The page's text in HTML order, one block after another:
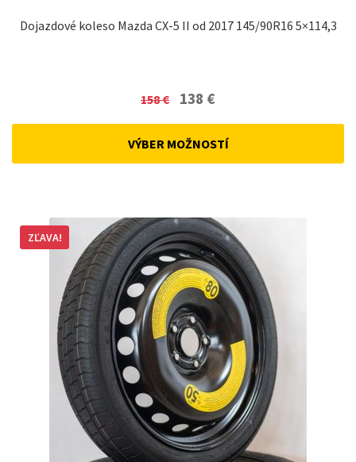
Dojazdové koleso Mazda CX-5 II od 2017 145/90R16 5×114,3
158€
Original
was:
138 €Current
VÝBER MOŽNOSTÍ
ZĽAVA!